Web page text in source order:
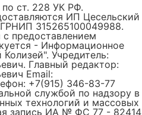
ст. 228 УК РФ.
ИП Цесельский
315265100049988.
предоставлением
- Информационное
Учредитель:
Главный редактор:
Email:
+7(915) 346-83-77
службой по надзору в
технологий и массовых
запись ИА № ФС 77 - 82414